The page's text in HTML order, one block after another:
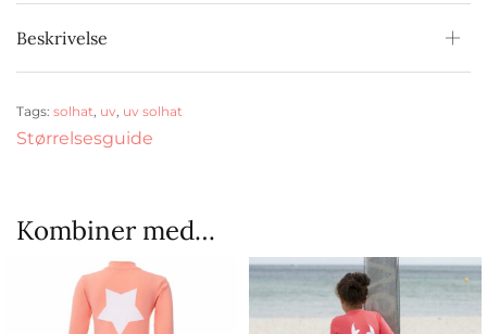
Beskrivelse
Tags: solhat, uv, uv solhat
Størrelsesguide
Kombiner med…